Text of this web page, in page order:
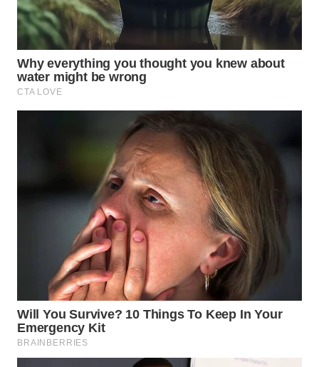
WN
MADURA
WN
SURABAYA
MANDALIKA
WN
LIKUPANG
WN